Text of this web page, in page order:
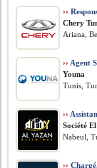
››
Chery
Ariana,
›› Agent
Youna
Tunis,
››
Société
Nabeul,
››